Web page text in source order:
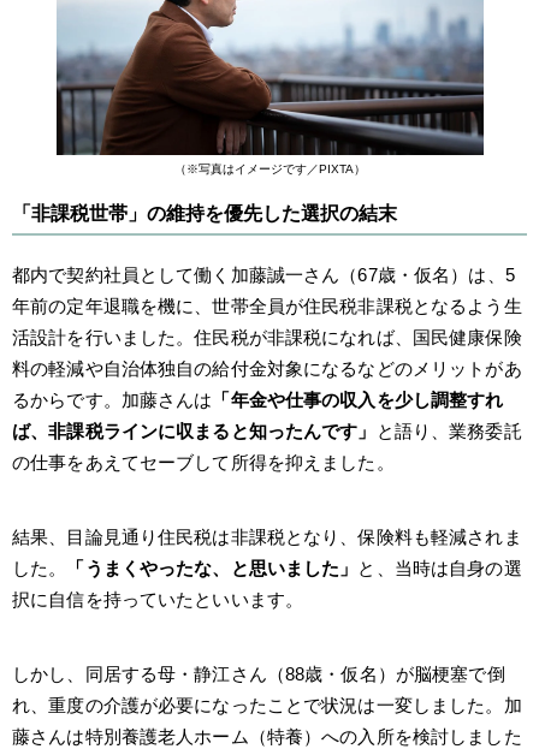
（※写真はイメージです／PIXTA）
「非課税世帯」の維持を優先した選択の結末
都内で契約社員として働く加藤誠一さん（67歳・仮名）は、5
年前の定年退職を機に、世帯全員が住民税非課税となるよう生
活設計を行いました。住民税が非課税になれば、国民健康保険
料の軽減や自治体独自の給付金対象になるなどのメリットがあ
るからです。加藤さんは 「年金や仕事の収入を少し調整すれ
ば、非課税ラインに収まると知ったんです」
と語り、業務委託
の仕事をあえてセーブして所得を抑えました。
結果、目論見通り住民税は非課税となり、保険料も軽減されま
した。
「うまくやったな、と思いました」 と、当時は自身の選
択に自信を持っていたといいます。
しかし、同居する母・静江さん（88歳・仮名）が脳梗塞で倒
れ、重度の介護が必要になったことで状況は一変しました。加
藤さんは特別養護老人ホーム（特養）への入所を検討しました